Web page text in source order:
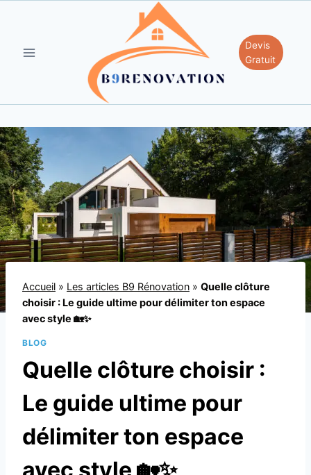
contenu
Devis
Gratuit
Accueil » Les articles B9 Rénovation » Quelle clôture
choisir : Le guide ultime pour délimiter ton espace
avec style 🏡✨
BLOG
Quelle clôture choisir :
Le guide ultime pour
délimiter ton espace